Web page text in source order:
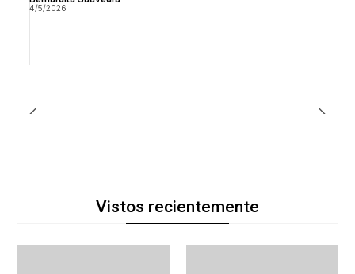
4/5/2026
Vistos recientemente